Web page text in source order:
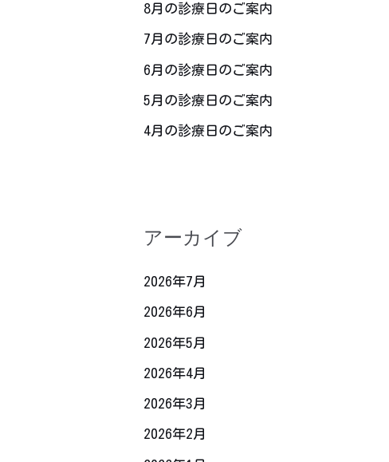
8月の診療日のご案内
7月の診療日のご案内
6月の診療日のご案内
5月の診療日のご案内
4月の診療日のご案内
アーカイブ
2026年7月
2026年6月
2026年5月
2026年4月
2026年3月
2026年2月